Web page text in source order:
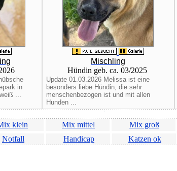
in
...
Mischling
Hündin geb. ca. 03/2025
Update 01.03.2026 Melissa ist eine
besonders liebe Hündin, die sehr
menschenbezogen ist und mit allen
Hunden ...
klein Mix mittel Mix groß
Notfall Handicap Katzen ok